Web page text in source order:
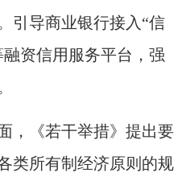
引导商业银行接入“信
资信用服务平台，强
，《若干举措》提出要
类所有制经济原则的规